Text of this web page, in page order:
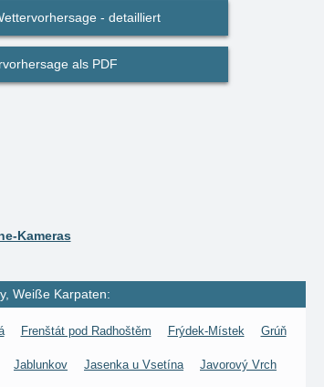
- detailliert
als PDF
Kameras
Weiße Karpaten:
Frenštát pod Radhoštěm Frýdek-Místek Grúň
Jablunkov Jasenka u Vsetína Javorový Vrch